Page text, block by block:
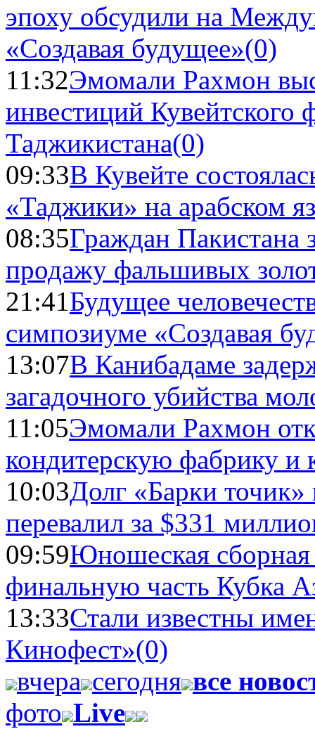
эпоху обсудили на
«Создавая будущее»(0)
11:32Эмомали Рахмон
инвестиций Кувейтского
Таджикистана(0)
09:33В Кувейте
«Таджики» на арабском
08:35Граждан Пакистана
продажу фальшивых
21:41Будущее
симпозиуме «Создавая
13:07В Канибадаме
загадочного убийства
11:05Эмомали Рахмон
кондитерскую фабрику и
10:03Долг «Барки
перевалил за $331
09:59Юношеская
финальную часть Кубка
13:33Стали известны
Кинофест»(0)
вчера сегодня все
фото Live